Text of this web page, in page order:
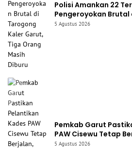
Polisi Amankan 22
Pengeroyokan
Garut, Tiga Orang
5 Agustus 2026
Pemkab Garut
PAW Cisewu Tetap
Penundaan Tak
5 Agustus 2026